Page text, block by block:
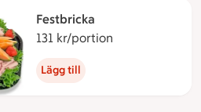
Festbricka
131 kr/portion
Lägg till